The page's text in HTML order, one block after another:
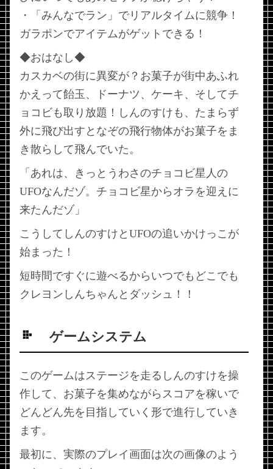
・「みんなでラン」でリアルタイムに競争！
ガラポンでアイテムがゲットできる！
◆おはなし◆
カスカベの街に異変が？お菓子が街中あふれ
かえって飴玉、ドーナツ、ケーキ、そしてチ
ョコビも取り放題！しんのすけも、たまらず
外に飛び出すとなぞの飛行物体がお菓子をま
き散らして飛んでいた。
「あれは、きっとうわさのチョコビ星人の
UFOなんだゾ。チョコビ星からオラを迎えに
来たんだゾ」
こうしてしんのすけとUFOの追いかけっこが
始まった！
短時間ですぐに遊べるからいつでもどこでも
クレヨンしんちゃんとダッシュ！！
ゲームシステム
このゲームはステージを走るしんのすけを操
作して、お菓子を集めながらスコアを稼いで
どんどん先を目指していく形で進行していき
ます。
最初に、実際のプレイ画面は次の画像のよう